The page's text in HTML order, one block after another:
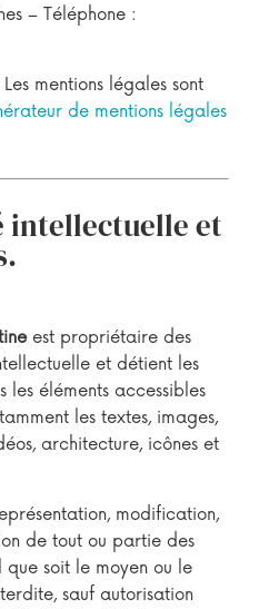
– Téléphone :
Les mentions légales sont
de mentions légales
intellectuelle et
est propriétaire des
et détient les
les éléments accessibles
les textes, images,
architecture, icônes et
modification,
de tout ou partie des
que soit le moyen ou le
sauf autorisation